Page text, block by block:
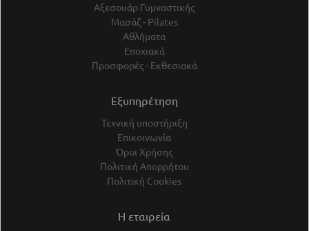
Αξεσουάρ Γυμναστικής
Μασάζ - Pilates
Αθλήματα
Εποχιακά
Προσφορές - Εκθεσιακά
Εξυπηρέτηση
Τεχνική υποστήριξη
Επικοινωνία
Όροι Χρήσης
Πολιτική Απορρήτου
Πολιτική Cookies
Η εταιρεία